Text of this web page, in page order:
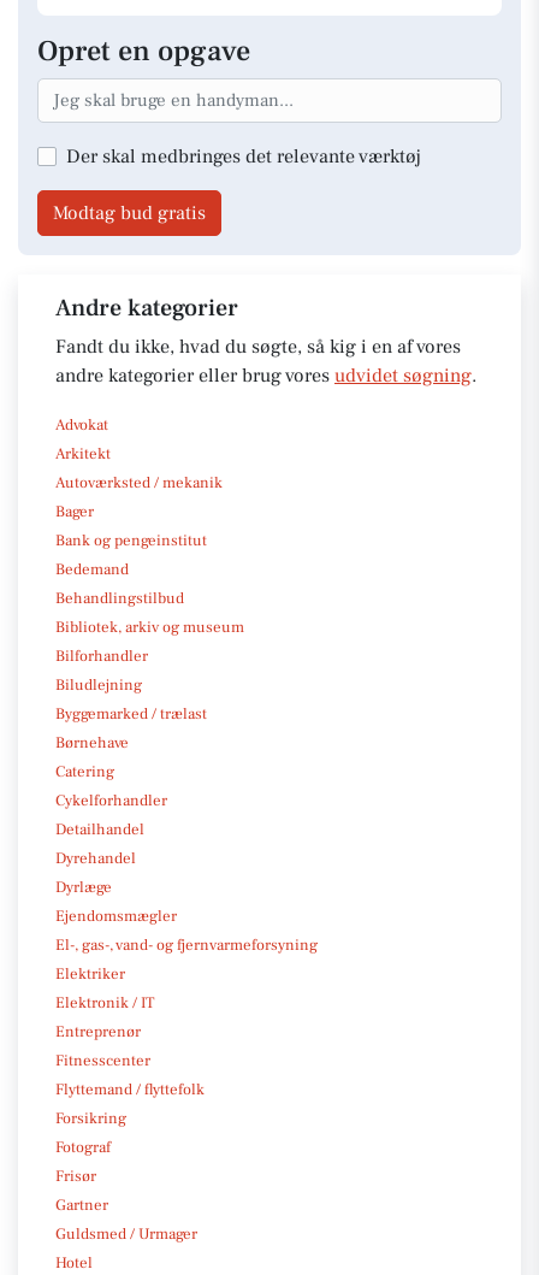
Opret en opgave
Der skal medbringes det relevante værktøj
Modtag bud gratis
Andre kategorier
Fandt du ikke, hvad du søgte, så kig i en af vores
andre kategorier eller brug vores udvidet søgning.
Advokat
Arkitekt
Autoværksted / mekanik
Bager
Bank og pengeinstitut
Bedemand
Behandlingstilbud
Bibliotek, arkiv og museum
Bilforhandler
Biludlejning
Byggemarked / trælast
Børnehave
Catering
Cykelforhandler
Detailhandel
Dyrehandel
Dyrlæge
Ejendomsmægler
El-, gas-, vand- og fjernvarmeforsyning
Elektriker
Elektronik / IT
Entreprenør
Fitnesscenter
Flyttemand / flyttefolk
Forsikring
Fotograf
Frisør
Gartner
Guldsmed / Urmager
Hotel